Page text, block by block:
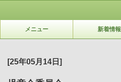
メニュー 新着情報
[25年05月14日]